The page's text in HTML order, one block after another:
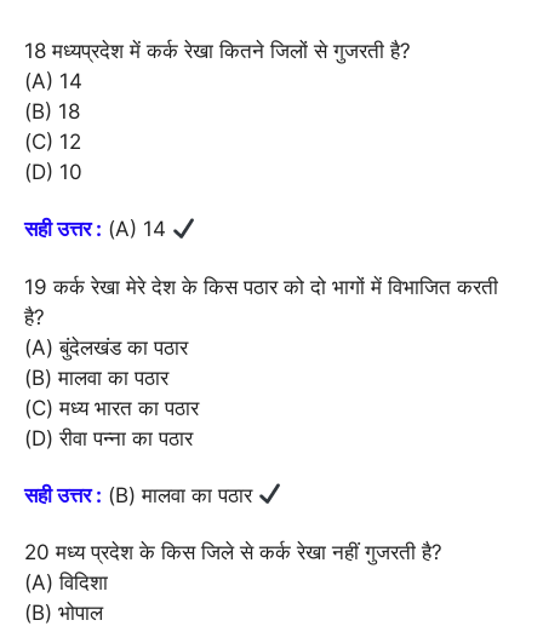
18 मध्यप्रदेश में कर्क रेखा कितने जिलों से गुजरती है?
(A) 14
(B) 18
(C) 12
(D) 10
सही उत्तर : (A) 14
19 कर्क रेखा मेरे देश के किस पठार को दो भागों में विभाजित करती
है?
(A) बुंदेलखंड का पठार
(B) मालवा का पठार
(C) मध्य भारत का पठार
(D) रीवा पन्ना का पठार
सही उत्तर : (B) मालवा का पठार
20 मध्य प्रदेश के किस जिले से कर्क रेखा नहीं गुजरती है?
(A) विदिशा
(B) भोपाल